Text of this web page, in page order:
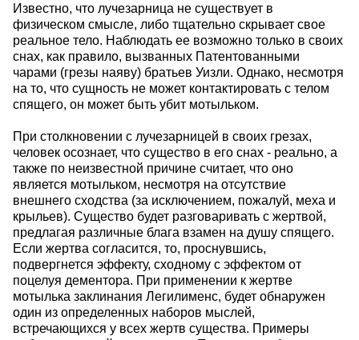
Известно, что лучезарница не существует в
физическом смысле, либо тщательно скрывает свое
реальное тело. Наблюдать ее возможно только в своих
снах, как правило, вызванных Патентованными
чарами (грезы наяву) братьев Уизли. Однако, несмотря
на то, что сущность не может контактировать с телом
спящего, он может быть убит мотыльком.
При столкновении с лучезарницей в своих грезах,
человек осознает, что существо в его снах - реально, а
также по неизвестной причине считает, что оно
является мотыльком, несмотря на отсутствие
внешнего сходства (за исключением, пожалуй, меха и
крыльев). Существо будет разговаривать с жертвой,
предлагая различные блага взамен на душу спящего.
Если жертва согласится, то, проснувшись,
подвергнется эффекту, сходному с эффектом от
поцелуя дементора. При применении к жертве
мотылька заклинания Легилименс, будет обнаружен
один из определенных наборов мыслей,
встречающихся у всех жертв существа. Примеры